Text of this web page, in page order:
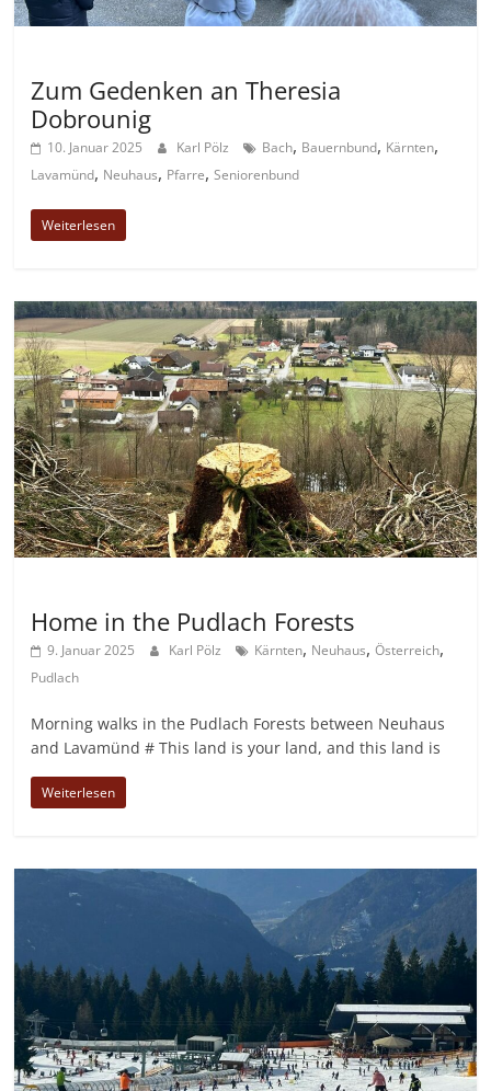
Zum Gedenken an Theresia
Dobrounig
10. Januar 2025 Karl Pölz Bach, Bauernbund, Kärnten,
Lavamünd, Neuhaus, Pfarre,Seniorenbund
Weiterlesen
Home in the Pudlach Forests
9. Januar 2025 Karl Pölz Kärnten, Neuhaus,Österreich,
Pudlach
Morning walks in the Pudlach Forests between Neuhaus
and Lavamünd # This land is your land, and this land is
Weiterlesen